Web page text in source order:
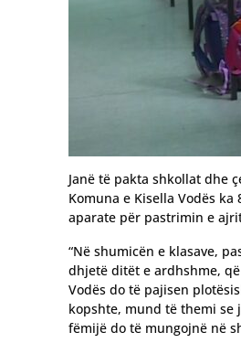
Janë të pakta shkollat dhe
Komuna e Kisella Vodës
aparate për pastrimin e
“Në shumicën e klasave,
dhjetë ditët e ardhshme,
Vodës do të pajisen
kopshte, mund të themi se
fëmijë do të mungojnë në